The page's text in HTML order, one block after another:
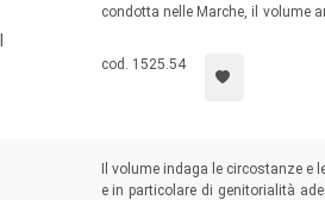
condotta nelle Marche, il volume
dei servizi e considera come
plasmare le rappresentazioni e le
cod. 1525.54
Il volume indaga le circostanze
e in particolare di genitorialità